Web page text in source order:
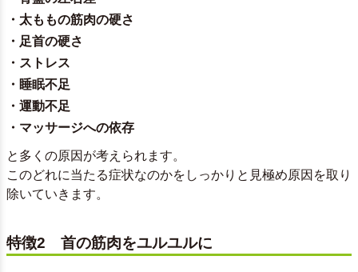
・太ももの筋肉の硬さ
・足首の硬さ
・ストレス
・睡眠不足
・運動不足
・マッサージへの依存
と多くの原因が考えられます。
このどれに当たる症状なのかをしっかりと見極め原因を取り
除いていきます。
特徴2 首の筋肉をユルユルに